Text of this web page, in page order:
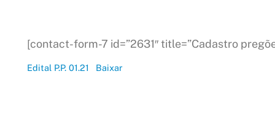
[contact-form-7 id=”2631″ title=”Cadastro
Edital P.P. 01.21 Baixar